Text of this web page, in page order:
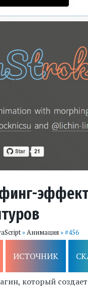
»Анимация» #456
ИСТОЧНИК
который